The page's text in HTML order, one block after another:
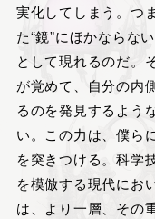
実化してしまう。つ
た“鏡”にほかならな
として現れるのだ。
が覚めて、自分の内
るのを発見するよう
い。この力は、僕ら
を突きつける。科学
を模倣する現代にお
は、より一層、その